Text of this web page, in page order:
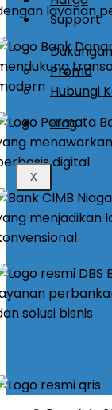
Support
Dukungan
Promo
Hubungi
Blog
X